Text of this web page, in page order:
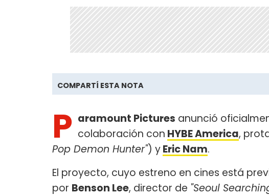
COMPARTÍ ESTA NOTA
P aramount Pictures anunció
colaboración con HYBE America,
Pop Demon Hunter") yEric Nam.
El proyecto, cuyo estreno en cines está
por Benson Lee, director de "Seoul